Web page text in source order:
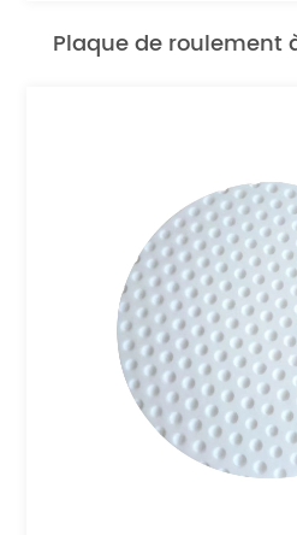
Plaque de roulement